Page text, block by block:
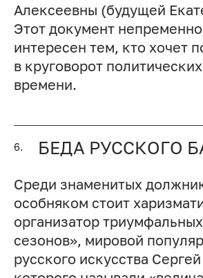
Алексеевны (будущей
Этот документ
интересен тем, кто хочет
в круговорот
времени.
6. БЕДА РУССКОГО
Среди знаменитых
особняком стоит
организатор
сезонов», мировой
русского искусства